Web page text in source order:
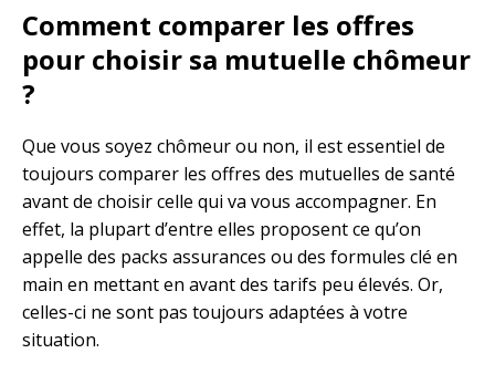
Comment comparer les offres
pour choisir sa mutuelle chômeur
?
Que vous soyez chômeur ou non, il est essentiel de
toujours comparer les offres des mutuelles de santé
avant de choisir celle qui va vous accompagner. En
effet, la plupart d’entre elles proposent ce qu’on
appelle des packs assurances ou des formules clé en
main en mettant en avant des tarifs peu élevés. Or,
celles-ci ne sont pas toujours adaptées à votre
situation.